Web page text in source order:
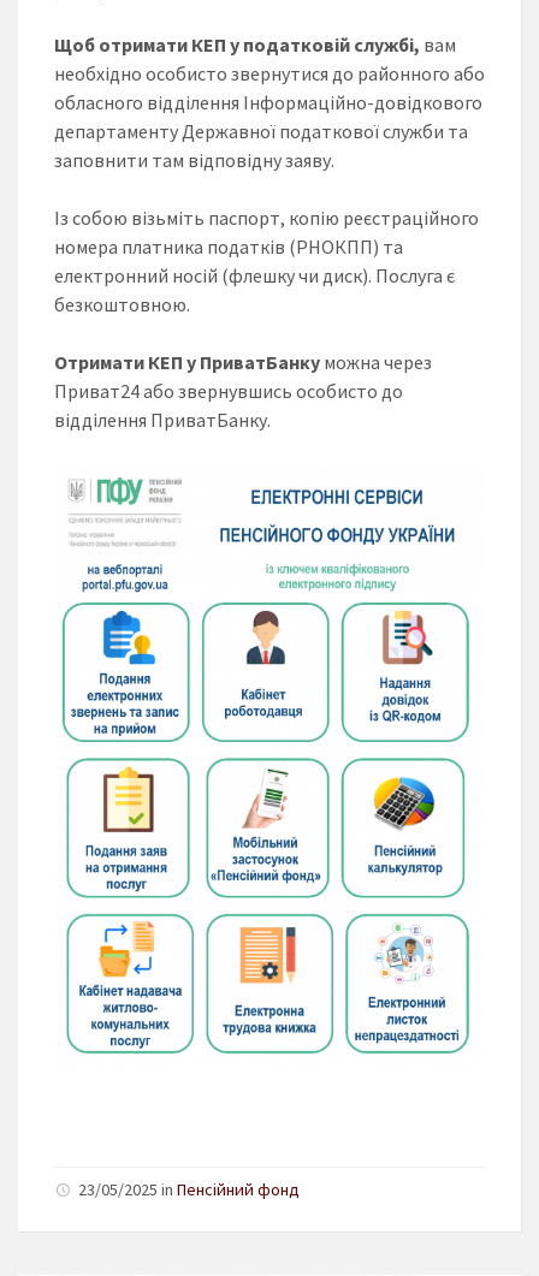
Щоб отримати КЕП у податковій службі, вам
необхідно особисто звернутися до районного або
обласного відділення Інформаційно-довідкового
департаменту Державної податкової служби та
заповнити там відповідну заяву.
Із собою візьміть паспорт, копію реєстраційного
номера платника податків (РНОКПП) та
електронний носій (флешку чи диск). Послуга є
безкоштовною.
Отримати КЕП у ПриватБанку можна через
Приват24 або звернувшись особисто до
відділення ПриватБанку.
23/05/2025 in Пенсійний фонд